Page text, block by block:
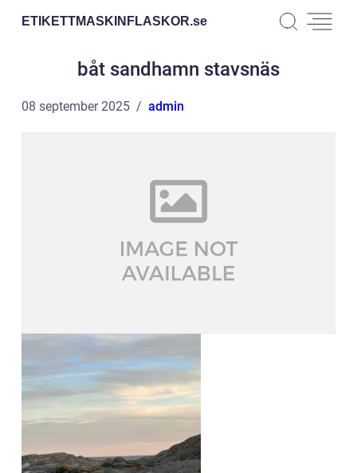
ETIKETTMASKINFLASKOR.se
båt sandhamn stavsnäs
08 september 2025 admin